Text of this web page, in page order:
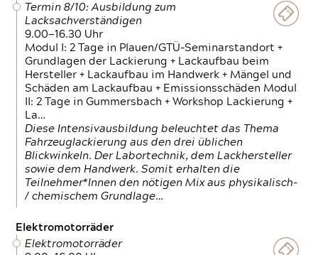
Termin 8/10: Ausbildung zum
Lacksachverständigen
9.00—16.30 Uhr
Modul I: 2 Tage in Plauen/GTÜ-Seminarstandort +
Grundlagen der Lackierung + Lackaufbau beim
Hersteller + Lackaufbau im Handwerk + Mängel und
Schäden am Lackaufbau + Emissionsschäden Modul
II: 2 Tage in Gummersbach + Workshop Lackierung +
La…
Diese Intensivausbildung beleuchtet das Thema
Fahrzeuglackierung aus den drei üblichen
Blickwinkeln. Der Labortechnik, dem Lackhersteller
sowie dem Handwerk. Somit erhalten die
Teilnehmer*Innen den nötigen Mix aus physikalisch-
/ chemischem Grundlage…
Elektromotorräder
Elektromotorräder